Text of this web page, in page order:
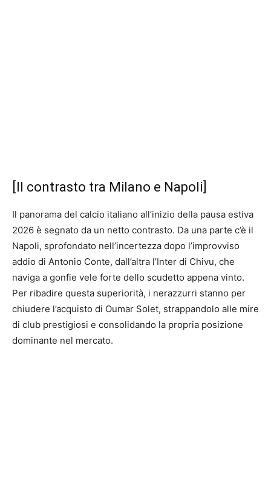
[Il contrasto tra Milano e Napoli]
Il panorama del calcio italiano all’inizio della pausa estiva
2026 è segnato da un netto contrasto. Da una parte c’è il
Napoli, sprofondato nell’incertezza dopo l’improvviso
addio di Antonio Conte, dall’altra l’Inter di Chivu, che
naviga a gonfie vele forte dello scudetto appena vinto.
Per ribadire questa superiorità, i nerazzurri stanno per
chiudere l’acquisto di Oumar Solet, strappandolo alle mire
di club prestigiosi e consolidando la propria posizione
dominante nel mercato.